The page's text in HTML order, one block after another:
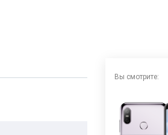
Вы смотрите: